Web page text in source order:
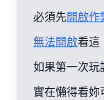
必須先開啟作
無法開啟看這
如果第一次玩
實在懶得看妳